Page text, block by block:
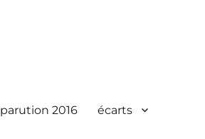
parution 2016 écarts